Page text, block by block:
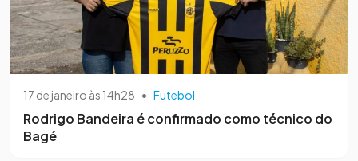
17 de janeiro às 14h28 • Futebol
Rodrigo Bandeira é confirmado como técnico do
Bagé